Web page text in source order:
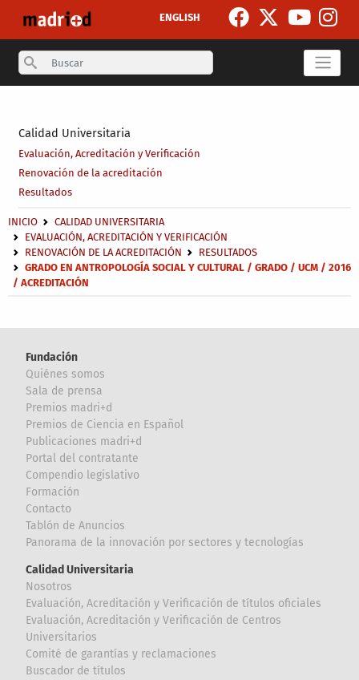
ENGLISH
Search
Calidad Universitaria
Evaluación, Acreditación y Verificación
Renovación de la acreditación
Resultados
Sobrescribir enlaces de ayuda a la navegación
INICIO
CALIDAD UNIVERSITARIA
EVALUACIÓN, ACREDITACIÓN Y VERIFICACIÓN
RENOVACIÓN DE LA ACREDITACIÓN
RESULTADOS
GRADO EN ANTROPOLOGÍA SOCIAL Y CULTURAL / GRADO / UCM / 2016
/ ACREDITACIÓN
Fundación
Quiénes somos
Sala de prensa
Premios madri+d
Premios de Ciencia en Español
Publicaciones madri+d
Portal del contratante
Compendio legislativo
Formación
Contacto
Tablón de Anuncios
Panorama de la innovación por sectores y tecnologías
Calidad Universitaria
Nosotros
Evaluación, Acreditación y Verificación de títulos oficiales
Evaluación, Acreditación y Verificación de Centros
Universitarios
Comité de garantías y reclamaciones
Buscador de títulos